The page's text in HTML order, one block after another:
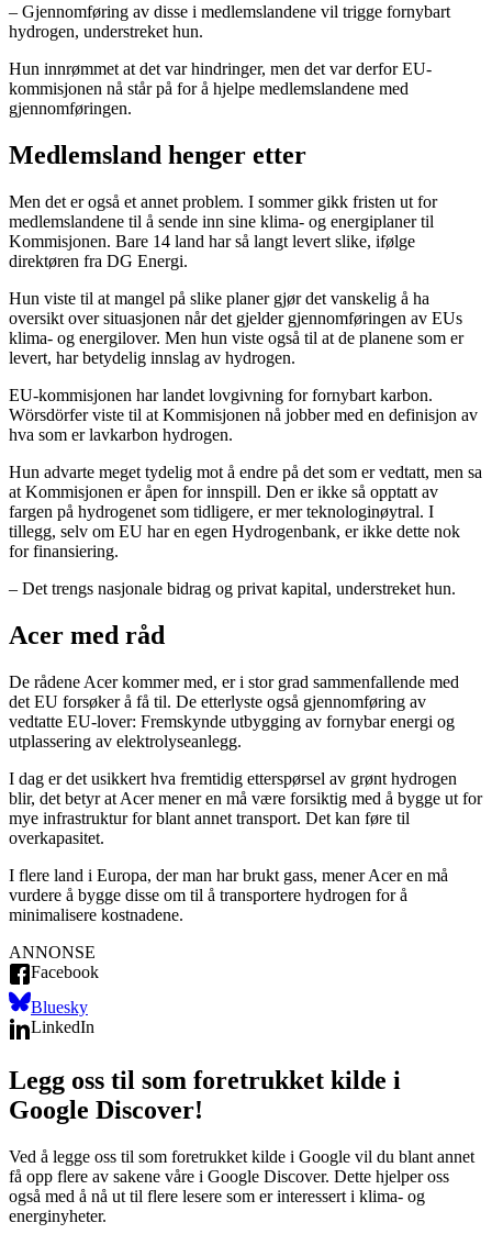
– Gjennomføring av disse i medlemslandene vil trigge fornybart
hydrogen, understreket hun.
Hun innrømmet at det var hindringer, men det var derfor EU-
kommisjonen nå står på for å hjelpe medlemslandene med
gjennomføringen.
Medlemsland henger etter
Men det er også et annet problem. I sommer gikk fristen ut for
medlemslandene til å sende inn sine klima- og energiplaner til
Kommisjonen. Bare 14 land har så langt levert slike, ifølge
direktøren fra DG Energi.
Hun viste til at mangel på slike planer gjør det vanskelig å ha
oversikt over situasjonen når det gjelder gjennomføringen av EUs
klima- og energilover. Men hun viste også til at de planene som er
levert, har betydelig innslag av hydrogen.
EU-kommisjonen har landet lovgivning for fornybart karbon.
Wörsdörfer viste til at Kommisjonen nå jobber med en definisjon av
hva som er lavkarbon hydrogen.
Hun advarte meget tydelig mot å endre på det som er vedtatt, men sa
at Kommisjonen er åpen for innspill. Den er ikke så opptatt av
fargen på hydrogenet som tidligere, er mer teknologinøytral. I
tillegg, selv om EU har en egen Hydrogenbank, er ikke dette nok
for finansiering.
– Det trengs nasjonale bidrag og privat kapital, understreket hun.
Acer med råd
De rådene Acer kommer med, er i stor grad sammenfallende med
det EU forsøker å få til. De etterlyste også gjennomføring av
vedtatte EU-lover: Fremskynde utbygging av fornybar energi og
utplassering av elektrolyseanlegg.
I dag er det usikkert hva fremtidig etterspørsel av grønt hydrogen
blir, det betyr at Acer mener en må være forsiktig med å bygge ut for
mye infrastruktur for blant annet transport. Det kan føre til
overkapasitet.
I flere land i Europa, der man har brukt gass, mener Acer en må
vurdere å bygge disse om til å transportere hydrogen for å
minimalisere kostnadene.
ANNONSE
Facebook
Bluesky
LinkedIn
Legg oss til som foretrukket kilde i
Google Discover!
Ved å legge oss til som foretrukket kilde i Google vil du blant annet
få opp flere av sakene våre i Google Discover. Dette hjelper oss
også med å nå ut til flere lesere som er interessert i klima- og
energinyheter.